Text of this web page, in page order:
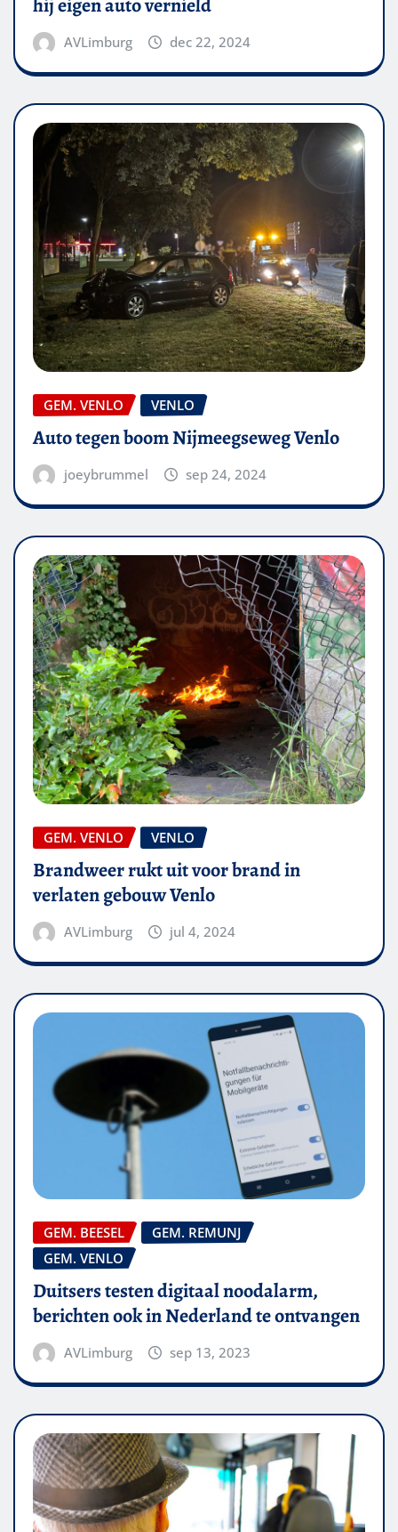
AVLimburg dec 22, 2024
GEM. VENLO VENLO
Auto tegen boom Nijmeegseweg Venlo
joeybrummel sep 24, 2024
GEM. VENLO VENLO
Brandweer rukt uit voor brand in
verlaten gebouw Venlo
AVLimburg jul 4, 2024
GEM. BEESEL
GEM. REMUNJ
GEM. VENLO
Duitsers testen digitaal noodalarm,
berichten ook in Nederland te ontvangen
AVLimburg sep 13, 2023